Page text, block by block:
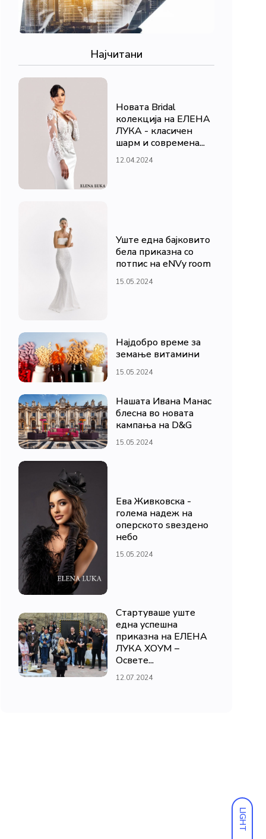
LIGHT
Најчитани
Новата Bridal
колекција на ЕЛЕНА
ЛУКА - класичен
шарм и современа...
12.04.2024
Уште една бајковито
бела приказна со
потпис на eNVy room
15.05.2024
Најдобро време за
земање витамини
15.05.2024
Нашата Ивана Манас
блесна во новата
кампања на D&G
15.05.2024
Ева Живковска -
голема надеж на
оперското ѕвездено
небо
15.05.2024
Стартуваше уште
една успешна
приказна на ЕЛЕНА
ЛУКА ХОУМ –
Освете...
12.07.2024